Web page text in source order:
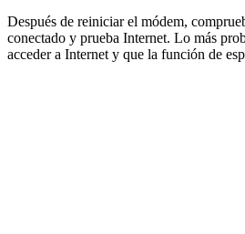
Después de reiniciar el módem,
conectado y prueba Internet. Lo más
acceder a Internet y que la función de